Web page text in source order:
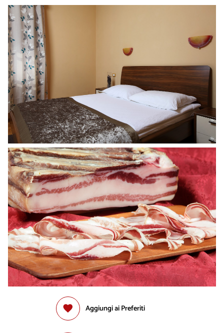
Aggiungi ai Preferiti